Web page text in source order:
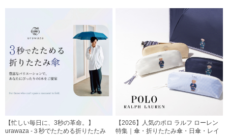
【忙しい毎日に、3秒の革命。】
urawaza -３秒でたためる折りたたみ
【2026】人気のポロ ラルフ ローレン
特集｜傘・折りたたみ傘・日傘・レイ